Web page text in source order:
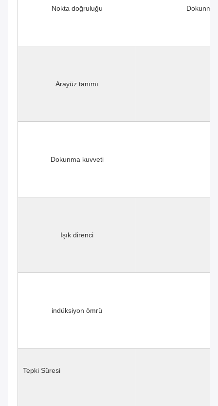
Nokta doğruluğu Dokunma
Arayüz tanımı
Dokunma kuvveti
Işık direnci
indüksiyon ömrü
Tepki Süresi